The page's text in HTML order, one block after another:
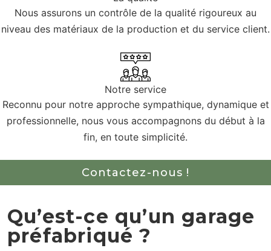
Nous assurons un contrôle de la qualité rigoureux au
niveau des matériaux de la production et du service client.
Notre service
Reconnu pour notre approche sympathique, dynamique et
professionnelle, nous vous accompagnons du début à la
fin, en toute simplicité.
Contactez-nous !
Qu’est-ce qu’un garage
préfabriqué ?